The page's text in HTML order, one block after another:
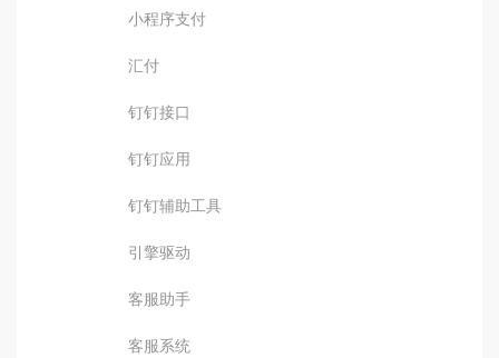
小程序支付
汇付
钉钉接口
钉钉应用
钉钉辅助工具
引擎驱动
客服助手
客服系统